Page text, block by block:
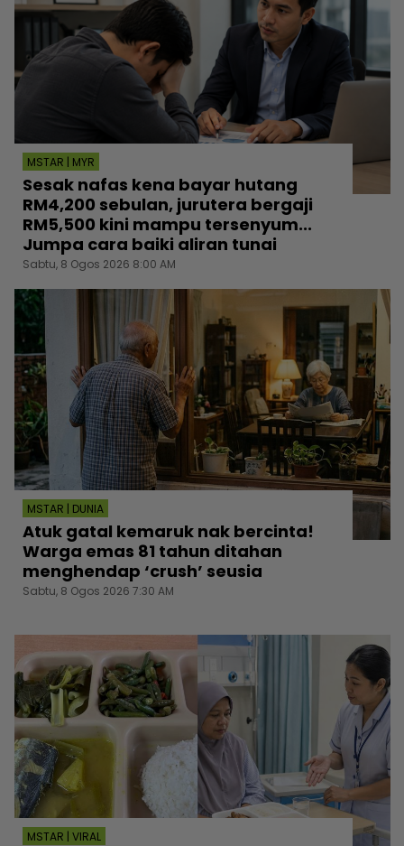
MSTAR | MYR
Sesak nafas kena bayar hutang
RM4,200 sebulan, jurutera bergaji
RM5,500 kini mampu tersenyum...
Jumpa cara baiki aliran tunai
Sabtu, 8 Ogos 2026 8:00 AM
MSTAR | DUNIA
Atuk gatal kemaruk nak bercinta!
Warga emas 81 tahun ditahan
menghendap ‘crush’ seusia
Sabtu, 8 Ogos 2026 7:30 AM
MSTAR | VIRAL